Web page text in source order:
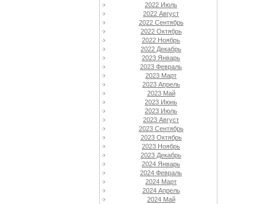
2022 Июль
2022 Август
2022 Сентябрь
2022 Октябрь
2022 Ноябрь
2022 Декабрь
2023 Январь
2023 Февраль
2023 Март
2023 Апрель
2023 Май
2023 Июнь
2023 Июль
2023 Август
2023 Сентябрь
2023 Октябрь
2023 Ноябрь
2023 Декабрь
2024 Январь
2024 Февраль
2024 Март
2024 Апрель
2024 Май